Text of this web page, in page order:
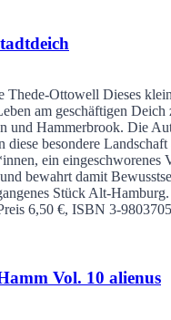
Thede-Ottowell Dieses
am geschäftigen Deich
und Hammerbrook. Die
diese besondere
ein eingeschworenes
bewahrt damit
Stück Alt-Hamburg.
6,50 €, ISBN 3-
Vol. 10 alienus